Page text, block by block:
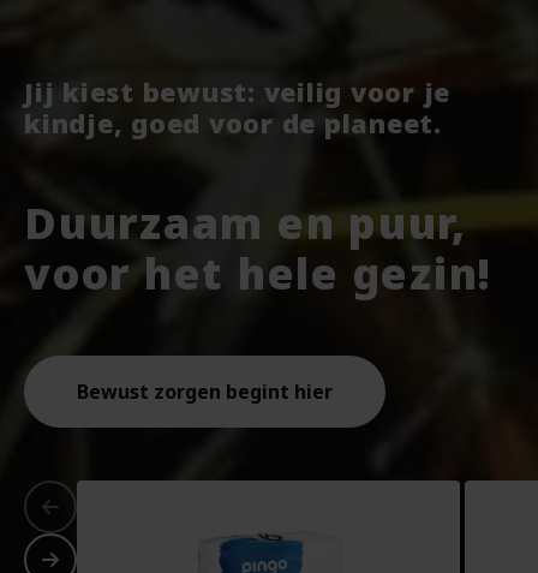
Jij kiest bewust: veilig voor je
kindje, goed voor de planeet.
Duurzaam en puur,
voor het hele gezin!
Bewust zorgen begint hier